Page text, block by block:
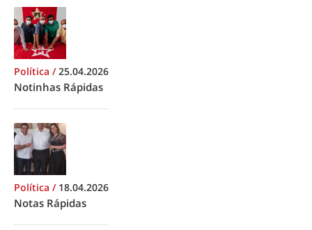
Política /25.04.2026
Notinhas Rápidas
Política / 18.04.2026
Notas Rápidas